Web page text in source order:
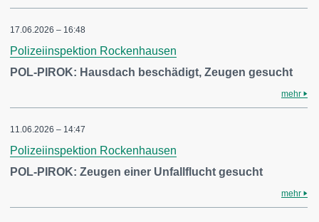
17.06.2026 – 16:48
Polizeiinspektion Rockenhausen
POL-PIROK: Hausdach beschädigt, Zeugen gesucht
mehr
11.06.2026 – 14:47
Polizeiinspektion Rockenhausen
POL-PIROK: Zeugen einer Unfallflucht gesucht
mehr